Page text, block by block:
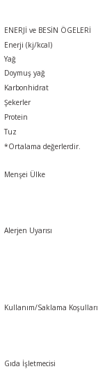
ENERJİ ve BESİN ÖGELERİ
Enerji (kj/kcal)
Yağ
Doymuş yağ
Karbonhidrat
Şekerler
Protein
Tuz
*Ortalama değerlerdir.
Menşei Ülke
Alerjen Uyarısı
Kullanım/Saklama Koşulları
Gıda İşletmecisi